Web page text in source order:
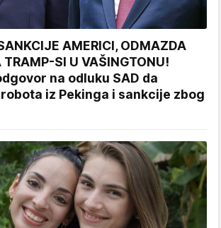
AMERICI, ODMAZDA
TRAMP-SI U VAŠINGTONU!
na odluku SAD da
iz Pekinga i sankcije zbog